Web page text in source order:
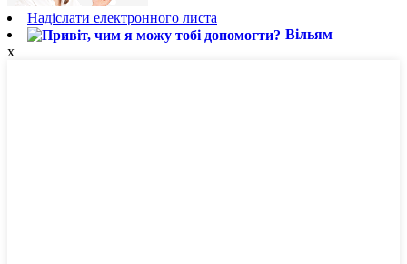
Надіслати електронного листа
Вільям
x